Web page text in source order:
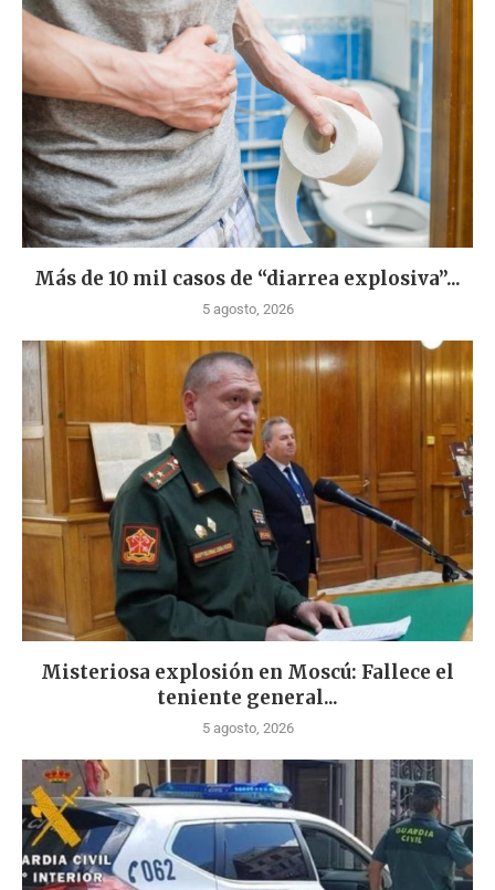
Más de 10 mil casos de “diarrea explosiva”...
5 agosto, 2026
Misteriosa explosión en Moscú: Fallece el
teniente general...
5 agosto, 2026